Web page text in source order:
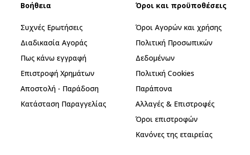
Βοήθεια
Συχνές Ερωτήσεις
Διαδικασία Αγοράς
Πως κάνω εγγραφή
Επιστροφή Xρημάτων
Αποστολή - Παράδοση
Κατάσταση Παραγγελίας
Όροι και προϋποθέσεις
Όροι Αγορών και χρήσης
Πολιτική Προσωπικών
Δεδομένων
Πολιτική Cookies
Παράπονα
Αλλαγές & Επιστροφές
Όροι επιστροφών
Κανόνες της εταιρείας